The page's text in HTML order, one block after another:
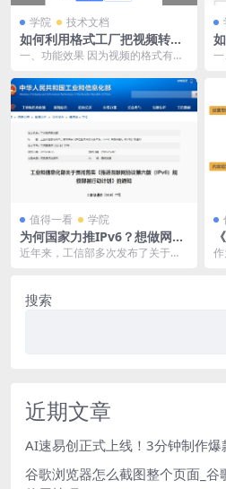
学院 技术文档
如何利用格式工厂把视频转码
为mp4格式
一、功能效果 因为视频的格式有很
3gp，...
小
值得一看 学院
为何国家力推IPv6？想做网站
的你必须要知道
近年来，工信部多次发布了关于贯
搜索
近期文章
AI速易创正式上线！3分钟制作
谷歌浏览器怎么截图整个页面_